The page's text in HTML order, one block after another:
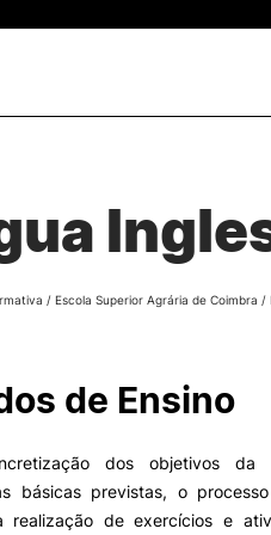
Oferta Formativa
/ Escola Superior Agrária de Coimbra /
de Ensino
dos objetivos
básicas previstas, o
realização de exercícios e